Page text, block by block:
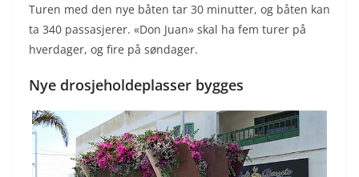
Turen med den nye båten tar 30 minutter, og båten kan
ta 340 passasjerer. «Don Juan» skal ha fem turer på
hverdager, og fire på søndager.
Nye drosjeholdeplasser bygges